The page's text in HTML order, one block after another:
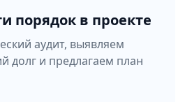
порядок в проекте
аудит, выявляем
долг и предлагаем план